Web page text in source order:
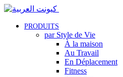
PRODUITS
par Style de Vie
À la maison
Au Travail
En Déplacement
Fitness